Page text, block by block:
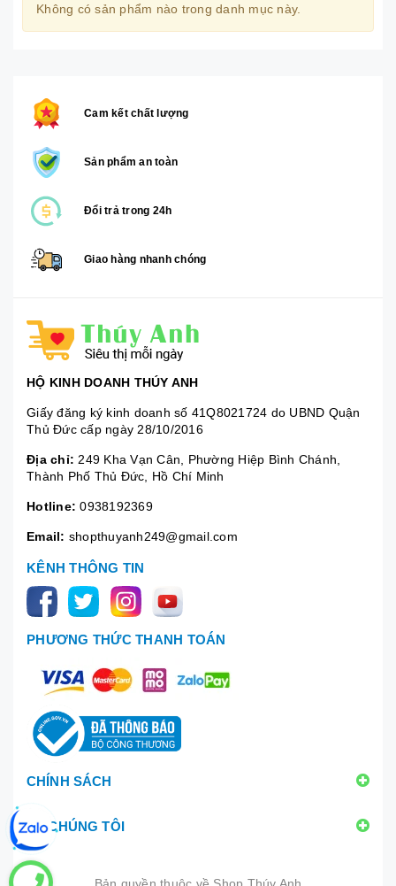
Không có sản phẩm nào trong danh mục này.
Cam kết chất lượng
Sản phẩm an toàn
Đổi trả trong 24h
Giao hàng nhanh chóng
HỘ KINH DOANH THÚY ANH
Giấy đăng ký kinh doanh số 41Q8021724 do UBND Quận
Thủ Đức cấp ngày 28/10/2016
Địa chỉ: 249 Kha Vạn Cân, Phường Hiệp Bình Chánh,
Thành Phố Thủ Đức, Hồ Chí Minh
Hotline: 0938192369
Email: shopthuyanh249@gmail.com
KÊNH THÔNG TIN
PHƯƠNG THỨC THANH TOÁN
CHÍNH SÁCH
VỀ CHÚNG TÔI
Bản quyền thuộc về Shop Thúy Anh